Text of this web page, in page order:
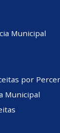
Municipal
por
Municipal